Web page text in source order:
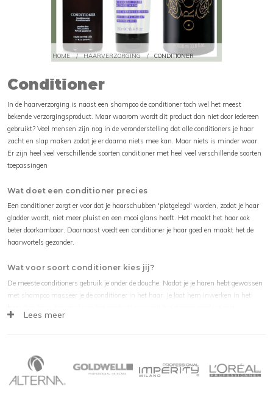
HOME / HAARVERZORGING / CONDITIONER
Conditioner
In de haarverzorging is naast een shampoo de conditioner toch wel het meest
bekende verzorgingsproduct. Maar waarom wordt dit product dan niet door iedereen
gebruikt? Veel mensen zijn nog in de veronderstelling dat alle conditioners je haar
zacht en slap maken zodat je er daarna niets mee kan. Maar niets is minder waar.
Er zijn heel veel verschillende soorten conditioner met heel veel verschillende soorten
toepassingen
Wat doet een conditioner precies
Een conditioner zorgt er voor dat je haarschubben 'platgelegd' worden, zodat je haar
gladder wordt, niet meer pluist en een mooi glans heeft. Het maakt het haar ook
beter doorkambaar. Daarnaast voedt een conditioner je haar goed en maakt het de
haarwortels gezonder.
Wat voor soort conditioner kies jij?
De meeste conditioners gebruik je onder de douche. Nadat je je haren hebt gewassen
met shampoo masseer je de conditioner in het haar. Je laat hem inwerken in het
lauwwarm water. Je haar zal ook direct lekker zacht en glad aanvoelen! Er zijn ook
zoals gekleurd, droog, vet of beschadigd haar. Kies altijd een conditioner die bij je haar
en haartype past, net als een shampoo. En bij voorkeur van hetzelfde merk en de lijn
waar je de shampoo ook van gebruikt. Dit versterkt het effect en de behandeling.
Lees meer